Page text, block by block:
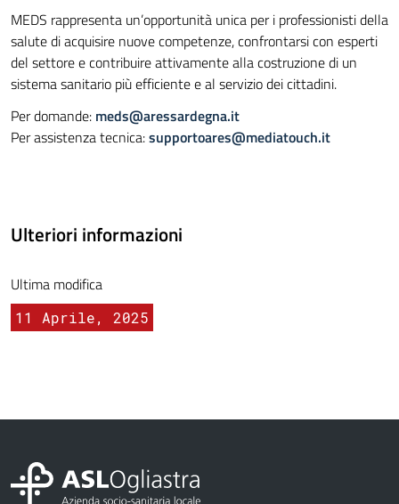
MEDS rappresenta un’opportunità unica per i professionisti della
salute di acquisire nuove competenze, confrontarsi con esperti
del settore e contribuire attivamente alla costruzione di un
sistema sanitario più efficiente e al servizio dei cittadini.
Per domande: meds@aressardegna.it
Per assistenza tecnica:supportoares@mediatouch.it
Ulteriori informazioni
Ultima modifica
11 Aprile, 2025